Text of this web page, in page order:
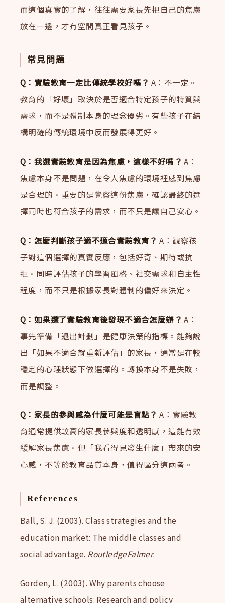
而這個真實的了解，往往需要家長先把自己的焦慮
放在一邊，才有空間真正看見孩子。
常見問題
Q：實驗教育一定比傳統學校好嗎？ A：不一定。
教育的「好壞」取決於是否適合特定孩子的特質與
需求，而不是體制本身的理念優劣。有些孩子在結
構明確的傳統環境中反而發展得更好。
Q：我選實驗教育是因為焦慮，這樣不好嗎？ A：
焦慮本身不是問題，在令人焦慮的環境裡感到焦慮
是合理的。重要的是覺察這份焦慮，確認最終的選
擇同時也符合孩子的需求，而不只是讓自己安心。
Q：怎麼判斷孩子適不適合實驗教育？ A：觀察孩
子對這個選擇的真實反應，包括好奇、期待或抗
拒。同時評估孩子的學習風格、社交需求和自主性
程度，而不只是根據家長對體制的偏好來決定。
Q：如果選了實驗教育後發現不適合怎麼辦？ A：
事先準備「退出計劃」是健康決策的指標。能夠說
出「如果不適合就重新評估」的家長，通常是在較
穩定的心理狀態下做選擇的。轉換本身不是失敗，
而是調整。
Q：家長的參與感為什麼可能是盲點？ A：實驗教
育通常提供較高的家長參與度和透明感，這能有效
緩解家長焦慮。但「我看得見發生什麼」帶來的安
心感，不等於教育品質本身，值得區分這兩者。
References
Ball, S. J. (2003). Class strategies and the
education market: The middle classes and
social advantage. RoutledgeFalmer.
Gorden, L. (2003). Why parents choose
alternative schools: Research and policy